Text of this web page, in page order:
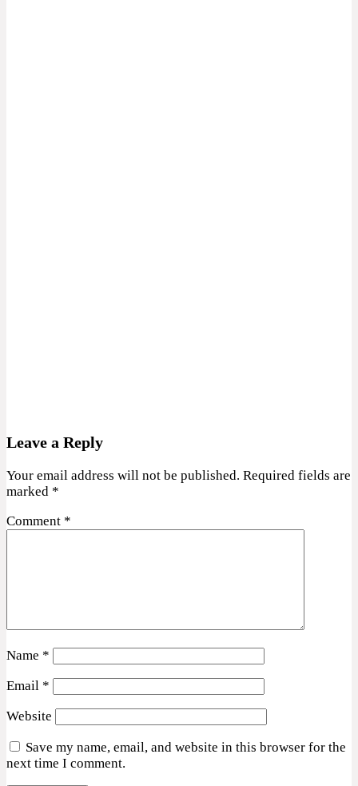
Leave a Reply
Your email address will not be published. Required fields are
marked *
Comment *
Name *
Email *
Website
Save my name, email, and website in this browser for the
next time I comment.